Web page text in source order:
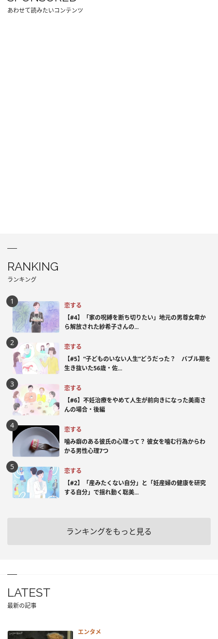
あわせて読みたいコンテンツ
RANKING
ランキング
恋する
【#4】「家の呪縛を断ち切りたい」地元の男尊女卑か
ら解放された紗希子さんの...
恋する
【#5】“子どものいない人生”どうだった？ バブル期を
生き抜いた56歳・佐...
恋する
【#6】不妊治療をやめて人生が前向きになった美南さ
んの場合・後編
恋する
噛み癖のある彼氏の心理って？ 彼女を噛む行為からわ
かる男性心理7つ
恋する
【#2】「産みたくない自分」と「妊産婦の健康を研究
する自分」で揺れ動く聡美...
ランキングをもっと見る
LATEST
最新の記事
エンタメ